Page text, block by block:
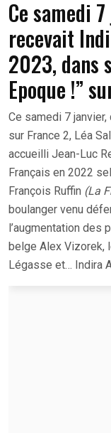
Ce samedi
recevait
2023, dans
Epoque !”
Ce samedi 7
sur France 2, Léa
accueilli Jean-Luc
Français en 2022
François Ruffin (La
boulanger venu
l’augmentation des
belge Alex Vizorek,
Légasse et… Indira